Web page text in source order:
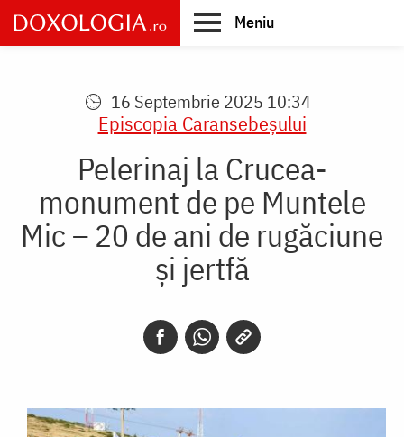
Skip
to
main
Meniu
16 Septembrie 2025 10:34
Episcopia Caransebeşului
Pelerinaj la Crucea-
monument de pe Muntele
Mic – 20 de ani de rugăciune
și jertfă